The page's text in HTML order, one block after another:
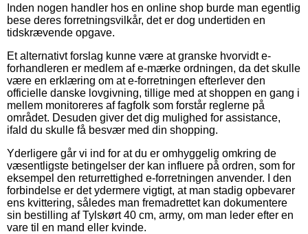
Inden nogen handler hos en online shop burde man egentlig
bese deres forretningsvilkår, det er dog undertiden en
tidskrævende opgave.
Et alternativt forslag kunne være at granske hvorvidt e-
forhandleren er medlem af e-mærke ordningen, da det skulle
være en erklæring om at e-forretningen efterlever den
officielle danske lovgivning, tillige med at shoppen en gang i
mellem monitoreres af fagfolk som forstår reglerne på
området. Desuden giver det dig mulighed for assistance,
ifald du skulle få besvær med din shopping.
Yderligere går vi ind for at du er omhyggelig omkring de
væsentligste betingelser der kan influere på ordren, som for
eksempel den returrettighed e-forretningen anvender. I den
forbindelse er det ydermere vigtigt, at man stadig opbevarer
ens kvittering, således man fremadrettet kan dokumentere
sin bestilling af Tylskørt 40 cm, army, om man leder efter en
vare til en mand eller kvinde.